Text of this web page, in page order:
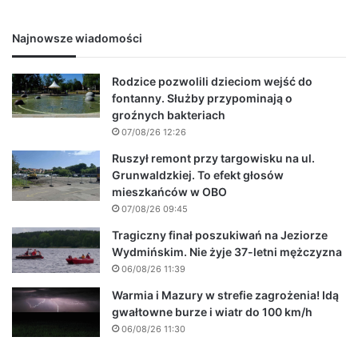
Najnowsze wiadomości
Rodzice pozwolili dzieciom wejść do
fontanny. Służby przypominają o
groźnych bakteriach
07/08/26 12:26
Ruszył remont przy targowisku na ul.
Grunwaldzkiej. To efekt głosów
mieszkańców w OBO
07/08/26 09:45
Tragiczny finał poszukiwań na Jeziorze
Wydmińskim. Nie żyje 37-letni mężczyzna
06/08/26 11:39
Warmia i Mazury w strefie zagrożenia! Idą
gwałtowne burze i wiatr do 100 km/h
06/08/26 11:30